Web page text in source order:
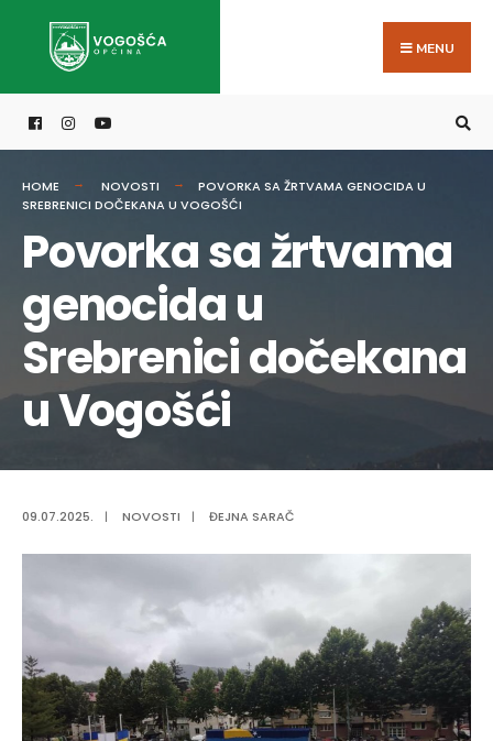
MENU
HOME NOVOSTI
POVORKA SA ŽRTVAMA GENOCIDA U
SREBRENICI DOČEKANA U VOGOŠĆI
Povorka sa žrtvama
genocida u
Srebrenici dočekana
u Vogošći
09.07.2025. | NOVOSTI | ĐEJNA SARAČ
for: